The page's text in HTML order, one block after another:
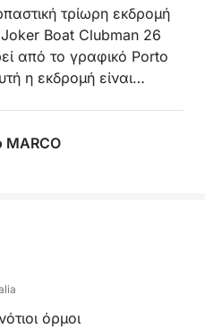
τρίωρη εκδρομή
Boat Clubman 26
από το γραφικό Porto
η εκδρομή είναι
στην ανακάλυψη της
της.
με αναπνευστήρα στα
μια γραφική διαδρομή
Poetto πριν
MARCO
όρμοι